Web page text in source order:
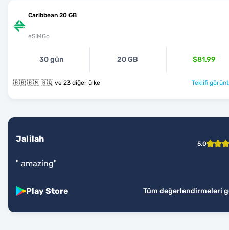
Caribbean 20 GB
eSIMGo
30 gün 20 GB $81.99
🇧🇧 🇧🇲 🇧🇶 ve 23 diğer ülke Teklifi
Jalilah 5.0
" amazing"
Play Store Tüm değerlendirmeleri